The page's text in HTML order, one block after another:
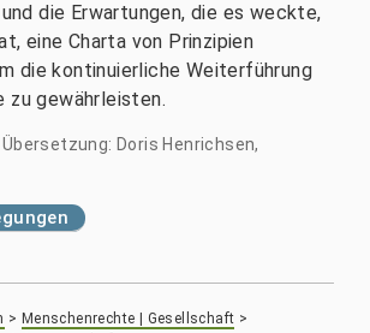
die Erwartungen, die es weckte,
eine Charta von Prinzipien
die kontinuierliche Weiterführung
zu gewährleisten.
Übersetzung: Doris Henrichsen,
> Menschenrechte | Gesellschaft >